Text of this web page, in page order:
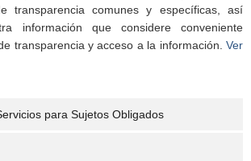
transparencia comunes y específicas, así
información que considere conveniente
transparencia y acceso a la información. Ver
para Sujetos Obligados